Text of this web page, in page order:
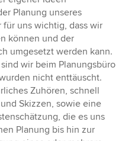
Planung unseres
für uns wichtig, dass wir
können und der
umgesetzt werden kann.
wir beim Planungsbüro
nicht enttäuscht.
Zuhören, schnell
Skizzen, sowie eine
die es uns
Planung bis hin zur